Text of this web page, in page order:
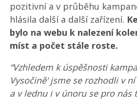
pozitivní a v průběhu
hlásila další a další zařízení.
bylo na webu k nalezení
míst a počet stále roste.
“Vzhledem k úspěšnosti
Vysočině‘ jsme se rozhodli v
a v lednu i v únoru se pro nás